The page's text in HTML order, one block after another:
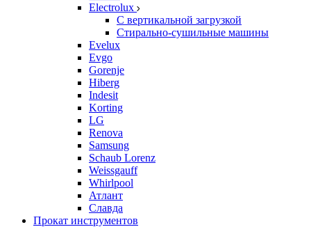
Electrolux
С вертикальной загрузкой
Стирально-сушильные машины
Evelux
Evgo
Gorenje
Hiberg
Indesit
Korting
LG
Renova
Samsung
Schaub Lorenz
Weissgauff
Whirlpool
Атлант
Славда
Прокат инструментов